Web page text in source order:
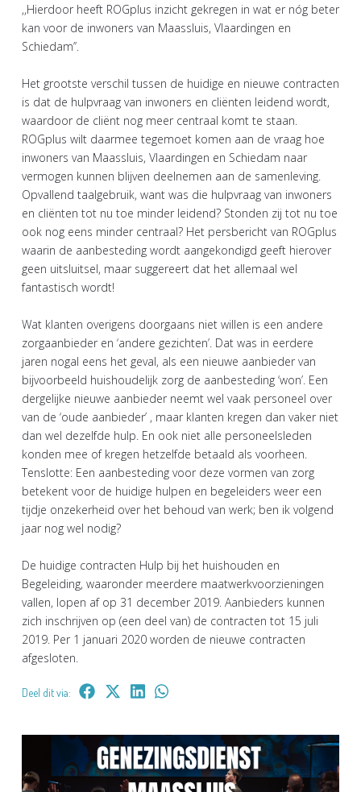
,,Hierdoor heeft ROGplus inzicht gekregen in wat er nóg beter
kan voor de inwoners van Maassluis, Vlaardingen en
Schiedam’’.
Het grootste verschil tussen de huidige en nieuwe contracten
is dat de hulpvraag van inwoners en cliënten leidend wordt,
waardoor de cliënt nog meer centraal komt te staan.
ROGplus wilt daarmee tegemoet komen aan de vraag hoe
inwoners van Maassluis, Vlaardingen en Schiedam naar
vermogen kunnen blijven deelnemen aan de samenleving.
Opvallend taalgebruik, want was die hulpvraag van inwoners
en cliënten tot nu toe minder leidend? Stonden zij tot nu toe
ook nog eens minder centraal? Het persbericht van ROGplus
waarin de aanbesteding wordt aangekondigd geeft hierover
geen uitsluitsel, maar suggereert dat het allemaal wel
fantastisch wordt!
Wat klanten overigens doorgaans niet willen is een andere
zorgaanbieder en ‘andere gezichten’. Dat was in eerdere
jaren nogal eens het geval, als een nieuwe aanbieder van
bijvoorbeeld huishoudelijk zorg de aanbesteding ‘won’. Een
dergelijke nieuwe aanbieder neemt wel vaak personeel over
van de ‘oude aanbieder’ , maar klanten kregen dan vaker niet
dan wel dezelfde hulp. En ook niet alle personeelsleden
konden mee of kregen hetzelfde betaald als voorheen.
Tenslotte: Een aanbesteding voor deze vormen van zorg
betekent voor de huidige hulpen en begeleiders weer een
tijdje onzekerheid over het behoud van werk; ben ik volgend
jaar nog wel nodig?
De huidige contracten Hulp bij het huishouden en
Begeleiding, waaronder meerdere maatwerkvoorzieningen
vallen, lopen af op 31 december 2019. Aanbieders kunnen
zich inschrijven op (een deel van) de contracten tot 15 juli
2019. Per 1 januari 2020 worden de nieuwe contracten
afgesloten.
Deel dit via: